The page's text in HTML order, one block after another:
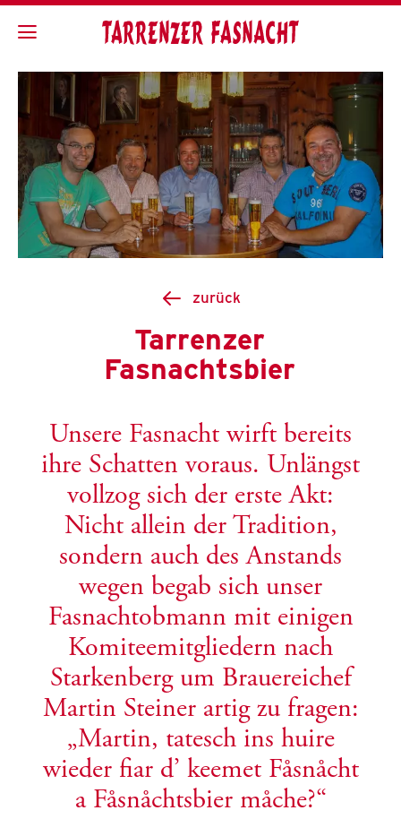
zurück
Tarrenzer
Fasnachtsbier
Unsere Fasnacht wirft bereits
ihre Schatten voraus. Unlängst
vollzog sich der erste Akt:
Nicht allein der Tradition,
sondern auch des Anstands
wegen begab sich unser
Fasnachtobmann mit einigen
Komiteemitgliedern nach
Starkenberg um Brauereichef
Martin Steiner artig zu fragen:
„Martin, tatesch ins huire
wieder fiar d’ keemet Fåsnåcht
a Fåsnåchtsbier måche?“